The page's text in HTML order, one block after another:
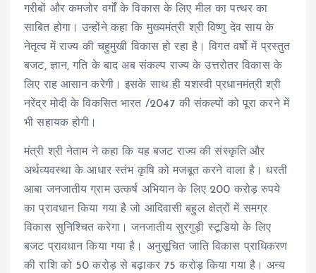
गरीबों और कमजोर वर्गों के विकास के लिए मील का पत्थर का
साबित होगा। उन्होंने कहा कि मुख्यमंत्री श्री विष्णु देव साय के
नेतृत्व में राज्य की चहुमुखी विकास हो रहा है। विगत वर्षो में प्रस्तुत
बजट, ज्ञान, गति के बाद अब संकल्प राज्य के उत्तरोतर विकास के
लिए राह आसान करेगी। इसके साथ ही यशस्वी प्रधानमंत्री श्री
नरेंद्र मोदी के विकसित भारत /2047 की संकल्पों को पूरा करने में
भी सहायक होगी।
मंत्री श्री नेताम ने कहा कि यह बजट राज्य की संस्कृति और
अर्थव्यवस्था के आधार स्तंभ कृषि को मजबूत करने वाला है। धरती
आबा जनजातीय ग्राम उत्कर्ष अभियान के लिए 200 करोड़ रुपये
का प्रावधान किया गया है जो आदिवासी बहुल क्षेत्रों में समग्र
विकास सुनिश्चित करेगा। जनजातीय सुरगुड़ी स्टूडियो के लिए
बजट प्रावधान किया गया है। अनुसूचित जाति विकास प्राधिकरण
की राशि को 50 करोड़ से बढ़ाकर 75 करोड़ किया गया है। अन्य